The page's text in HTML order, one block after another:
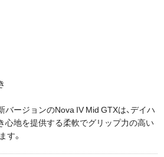
ージョンのNova IV Mid GTXは、デイハ
心地を提供する柔軟でグリップ力の高い
す。